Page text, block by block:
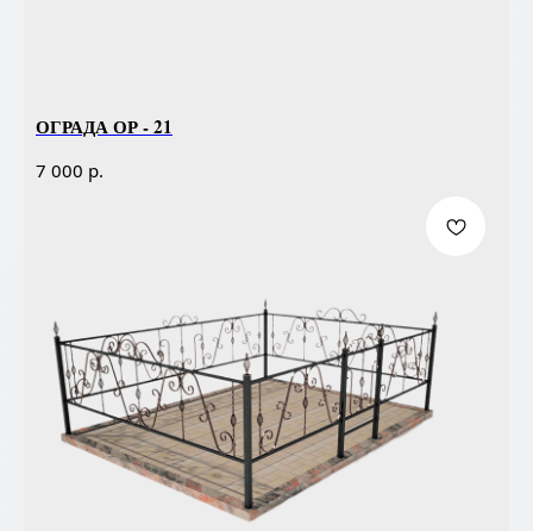
ОГРАДА ОР - 21
7 000 р.